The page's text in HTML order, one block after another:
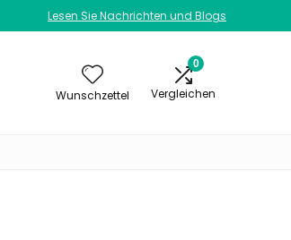
Lesen Sie Nachrichten und Blogs
Wunschzettel
0
Vergleichen